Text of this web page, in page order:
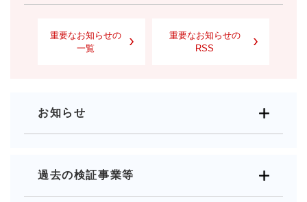
重要なお知らせの
一覧
重要なお知らせの
RSS
お知らせ
過去の検証事業等